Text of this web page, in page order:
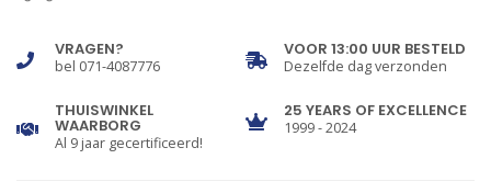
VRAGEN?
bel 071-4087776
VOOR 13:00 UUR BESTELD
Dezelfde dag verzonden
THUISWINKEL
WAARBORG
Al 9 jaar gecertificeerd!
25 YEARS OF EXCELLENCE
1999 - 2024